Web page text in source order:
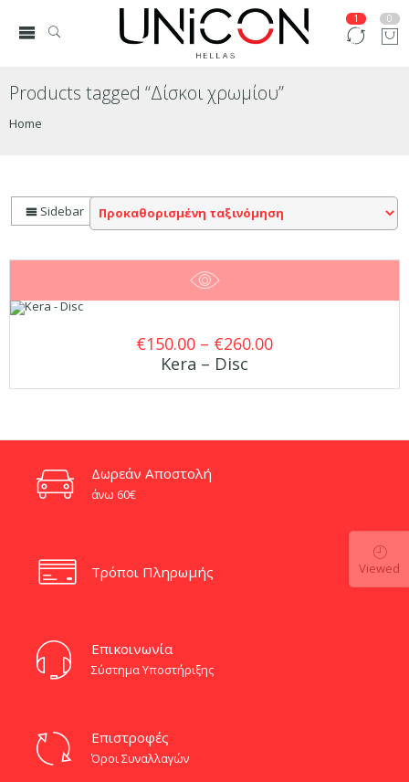
1 0
Products tagged “Δίσκοι χρωμίου”
Home
Sidebar
€150.00 – €260.00Price
Kera – Disc
Δωρεάν Αποστολή
άνω 60€
Τρόποι Πληρωμής
Eπικοινωνία
Σύστημα Υποστήριξης
Επιστροφές
Όροι Συναλλαγών
Viewed